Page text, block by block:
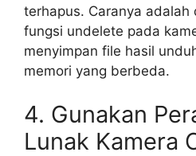
terhapus. Caranya adalah
fungsi undelete pada
menyimpan file hasil
memori yang berbeda.
4. Gunakan
Lunak Kamera